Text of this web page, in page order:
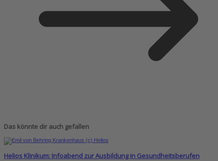
Das könnte dir auch gefallen
Helios Klinikum: Infoabend zur Ausbildung in Gesundheitsberufen